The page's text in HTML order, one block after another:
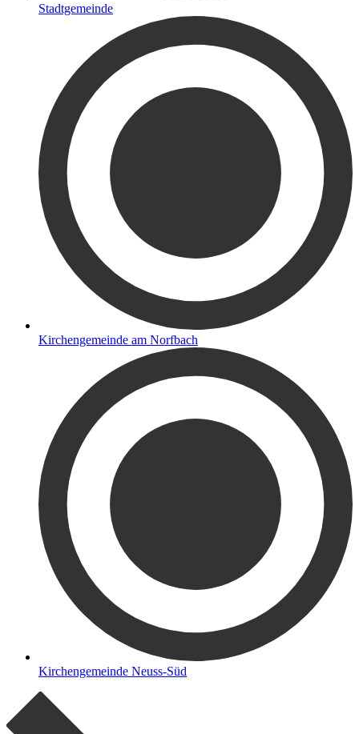
Stadtgemeinde
Kirchengemeinde am Norfbach
Kirchengemeinde Neuss-Süd